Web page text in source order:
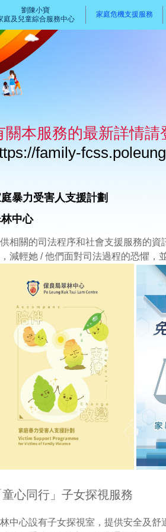
劉陳小寶
庭及兒童綜合服務中心
家庭危機支援服務
關本服務的最新詳情請
family-
暴力受害人支援計劃
中心
相關的司法程序和社會支援服務的
減輕她 / 他們面對司法過程的恐懼，
童心同行」子女探視服務
中心設有子女探視室，提供安全及舒